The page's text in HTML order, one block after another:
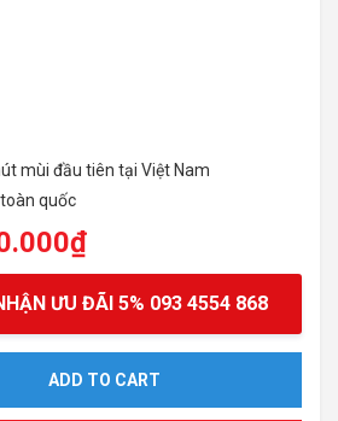
mùi đầu tiên tại Việt Nam
quốc
₫
ƯU ĐÃI 5% 093 4554 868
ADD TO CART